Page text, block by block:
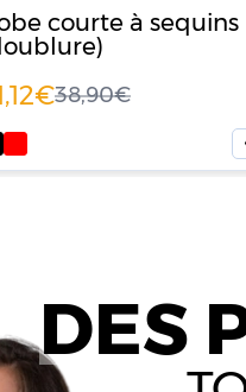
courte à sequins
38,90
DES